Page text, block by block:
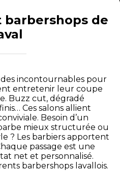
barbershops de
des incontournables pour
entretenir leur coupe
Buzz cut, dégradé
Ces salons allient
Besoin d’un
mieux structurée ou
? Les barbiers apportent
passage est une
net et personnalisé.
barbershops lavallois.